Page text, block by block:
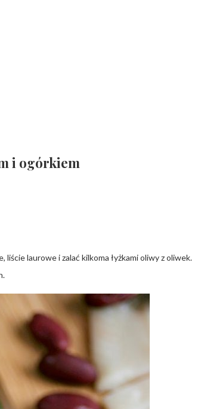
i ogórkiem
laurowe i zalać kilkoma łyżkami oliwy z oliwek.